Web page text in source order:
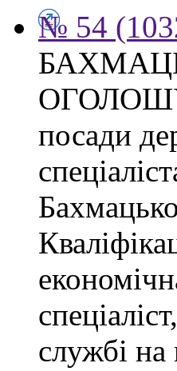
№ 54
посади
службі на